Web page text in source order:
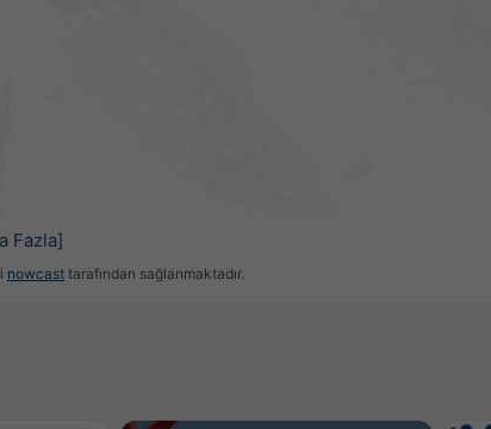
Fazla]
nowcast tarafından sağlanmaktadır.